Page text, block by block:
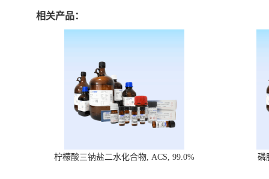
相关产品：
柠檬酸三钠盐二水化合物, ACS, 99.0% 磷